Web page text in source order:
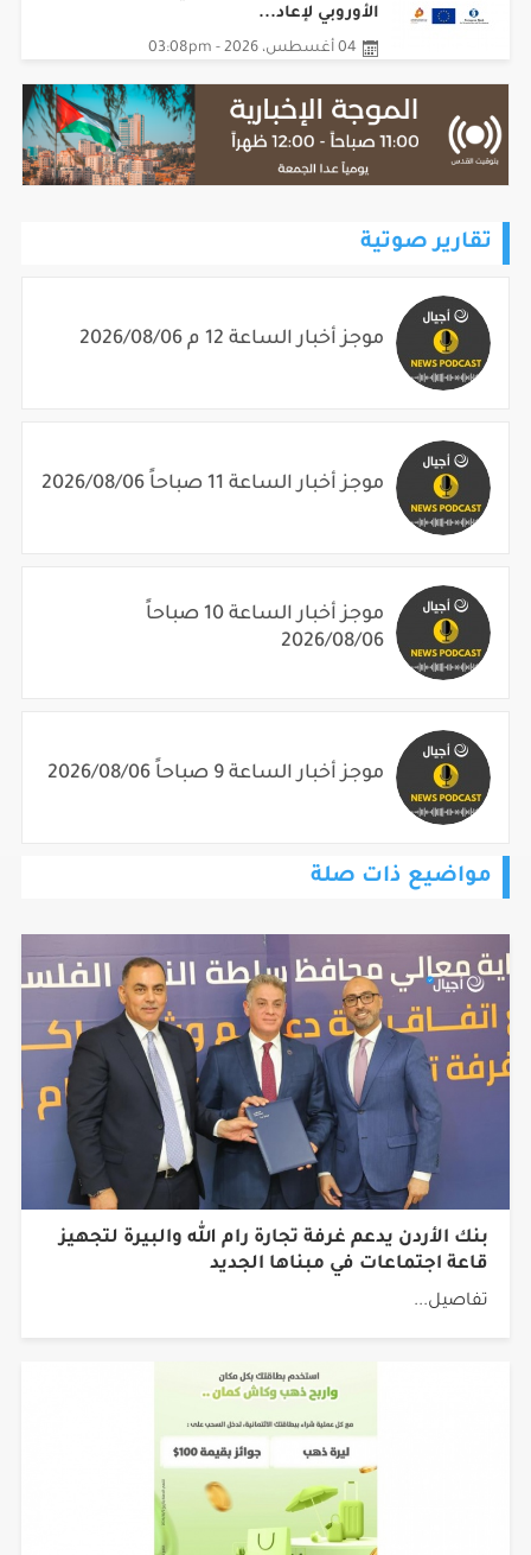
الأوروبي لإعاد...
04 أغسطس، 2026 - 03:08pm
تقارير صوتية
موجز أخبار الساعة 12 م 2026/08/06
موجز أخبار الساعة 11 صباحاً 2026/08/06
موجز أخبار الساعة 10 صباحاً
2026/08/06
موجز أخبار الساعة 9 صباحاً 2026/08/06
مواضيع ذات صلة
بنك الأردن يدعم غرفة تجارة رام الله والبيرة لتجهيز
قاعة اجتماعات في مبناها الجديد
تفاصيل...